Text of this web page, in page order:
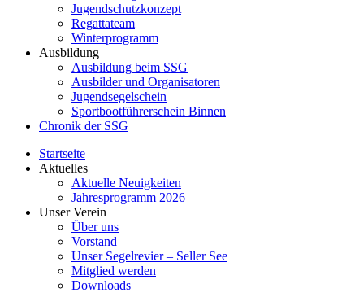
Jugendschutzkonzept
Regattateam
Winterprogramm
Ausbildung
Ausbildung beim SSG
Ausbilder und Organisatoren
Jugendsegelschein
Sportbootführerschein Binnen
Chronik der SSG
Startseite
Aktuelles
Aktuelle Neuigkeiten
Jahresprogramm 2026
Unser Verein
Über uns
Vorstand
Unser Segelrevier – Seller See
Mitglied werden
Downloads